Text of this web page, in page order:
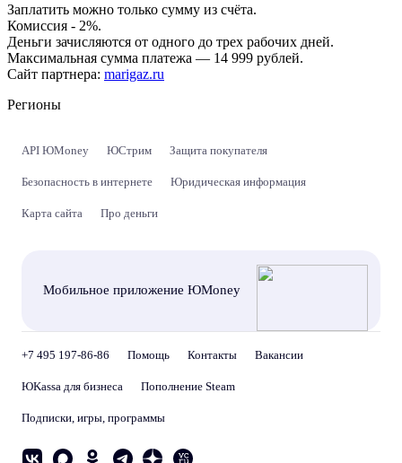
Заплатить можно только сумму из счёта.
Комиссия - 2%.
Деньги зачисляются от одного до трех рабочих дней.
Максимальная сумма платежа — 14 999 рублей.
Сайт партнера: marigaz.ru
Регионы
API ЮMoney ЮСтрим Защита покупателя
Безопасность в интернете Юридическая информация
Карта сайта Про деньги
Мобильное приложение ЮMoney
+7 495 197-86-86 Помощь Контакты Вакансии
ЮKassa для бизнеса Пополнение Steam
Подписки, игры, программы